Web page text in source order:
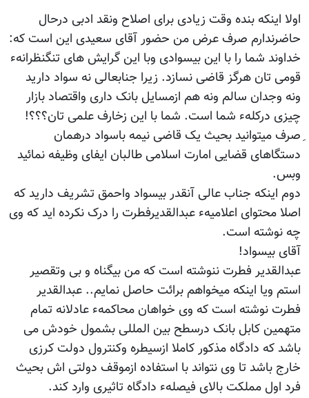
اولا اینکه بنده وقت زیادی برای اصلاح ونقد ادبی درحال
حاضرندارم صرف عرض من حضور آقای سعیدی این است که:
خداوند شما را با این بیسوادی وبا این گرایش های تنگنظرانهء
قومی تان هرگز قاضی نسازد. زیرا جنابعالی نه سواد دارید
ونه وجدان سالم ونه هم ازمسایل بانک داری واقتصاد بازار
چیزی درکلهء شما است. شما با این زخارف علمی تان؟؟؟!
ِصرف میتوانید بحیث یک قاضی نیمه باسواد درهمان
دستگاهای قضایی امارت اسلامی طالبان ایفای وظیفه نمائید
وبس.
دوم اینکه جناب عالی آنقدر بیسواد واحمق تشریف دارید که
اصلا محتوای اعلامیهء عبدالقدیرفطرت را درک نکرده اید که وی
چه نوشته است.
آقای بیسواد!
عبدالقدیر فطرت ننوشته است که من بیگناه و بی وتقصیر
استم ویا اینکه میخواهم برائت حاصل نمایم.. عبدالقدیر
فطرت نوشته است که وی خواهان محاکمهء عادلانه تمام
متهمین کابل بانک درسطح بین المللی بشمول خودش می
باشد که دادگاه مذکور کاملا ازسیطره وکنترول دولت کرزی
خارج باشد تا وی نتواند با استفاده ازموقف دولتی اش بحیث
فرد اول مملکت بالای فیصلهء دادگاه تاثیری وارد کند.